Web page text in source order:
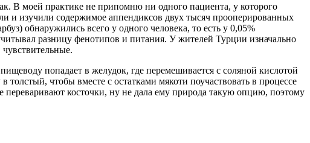
В моей практике не припомню ни одного пациента, у которого
и изучили содержимое аппендиксов двух тысяч прооперированных
обнаружились всего у одного человека, то есть у 0,05%
разницу фенотипов и питания. У жителей Турции изначально
попадает в желудок, где перемешивается с соляной кислотой
чтобы вместе с остатками мякоти поучаствовать в процессе
косточки, ну не дала ему природа такую опцию, поэтому